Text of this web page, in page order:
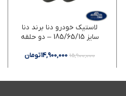
لاستیک خودرو دنا برند دنا
سایز 185/65/15 – دو حلقه
15,900,000
14,900,000تومان